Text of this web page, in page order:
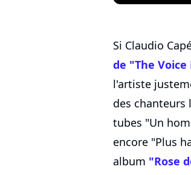
Si Claudio
de "The Voice
l'artiste
des chanteurs
tubes "Un
encore "Plus
album "Rose